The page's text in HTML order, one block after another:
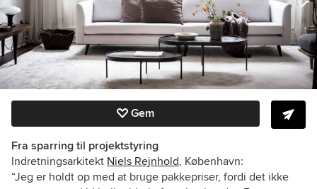
Gem
Fra sparring til projektstyring
Indretningsarkitekt Niels Rejnhold, København:
“Jeg er holdt op med at bruge pakkepriser, fordi det ikke